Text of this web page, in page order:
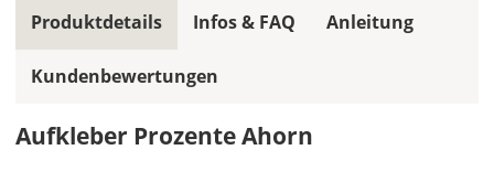
mehrfarbigen
Aufklebern
Du
Produktdetails
Aufkleber Prozente Ahorn
Infos & FAQ Anleitung
Kundenbewertungen